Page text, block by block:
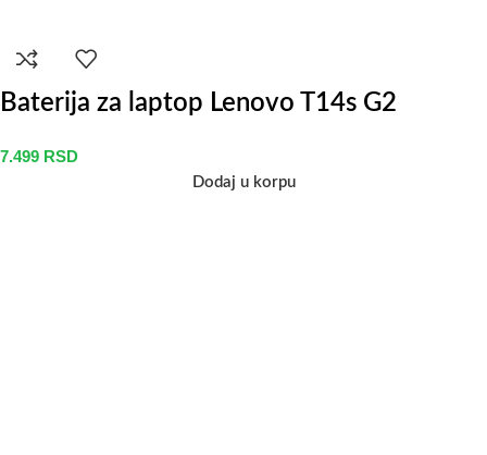
Baterija za laptop Lenovo T14s G2
7.499 RSD
Dodaj u korpu